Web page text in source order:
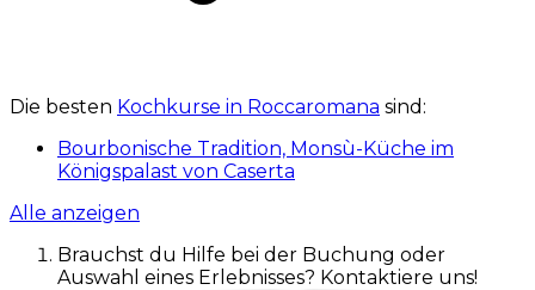
Die besten Kochkurse in Roccaromana sind:
Bourbonische Tradition, Monsù-Küche im
Königspalast von Caserta
Alle anzeigen
Brauchst du Hilfe bei der Buchung oder
Auswahl eines Erlebnisses? Kontaktiere uns!